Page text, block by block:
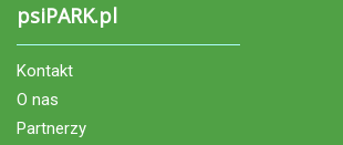
psiPARK.pl
Kontakt
O nas
Partnerzy